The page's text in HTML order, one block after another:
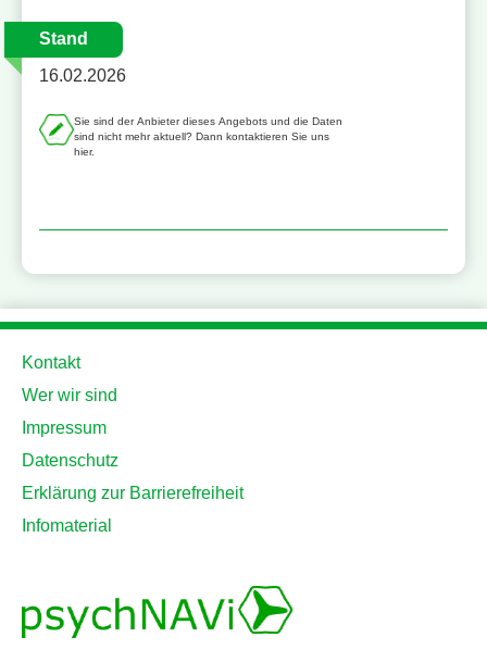
Stand
16.02.2026
Sie sind der Anbieter dieses Angebots und die Daten
sind nicht mehr aktuell? Dann kontaktieren Sie uns
hier.
Kontakt
Wer wir sind
Impressum
Datenschutz
Erklärung zur Barrierefreiheit
Infomaterial